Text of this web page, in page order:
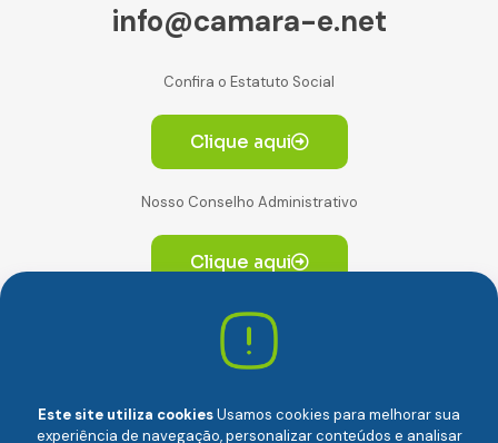
info@camara-e.net
Confira o Estatuto Social
Clique aqui
Nosso Conselho Administrativo
Clique aqui
Av. Paulista, 2064. Conjunto 14, (Edifício Paulista) -
CEP 01310-928 Consolação – São Paulo/SP
Este site utiliza cookiesUsamos cookies para melhorar sua
experiência de navegação, personalizar conteúdos e analisar